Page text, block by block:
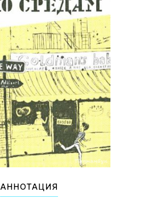
АННОТАЦИЯ